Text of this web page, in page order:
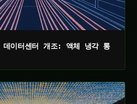
이터센터 개조: 액체 냉각 통